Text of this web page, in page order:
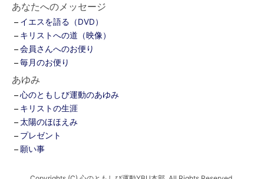
あなたへのメッセージ
イエスを語る（DVD）
キリストへの道（映像）
会員さんへのお便り
毎月のお便り
あゆみ
心のともしび運動のあゆみ
キリストの生涯
太陽のほほえみ
プレゼント
願い事